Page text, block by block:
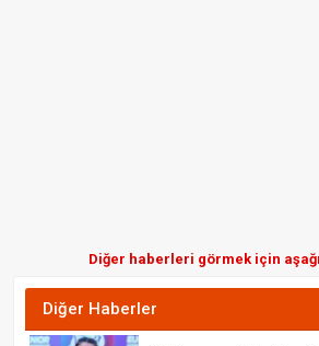
Diğer haberleri görmek için
Diğer Haberler